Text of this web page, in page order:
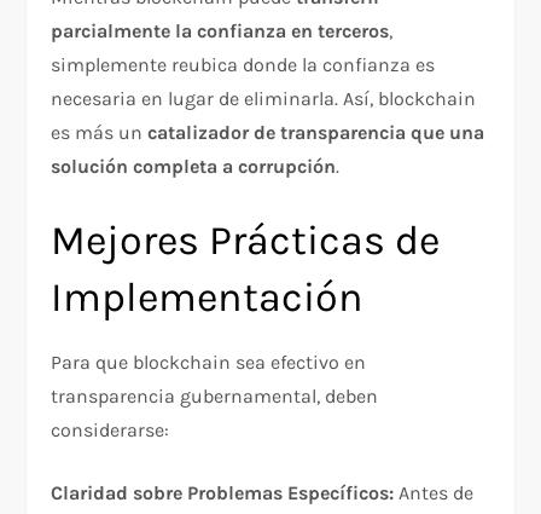
parcialmente la confianza en terceros,
simplemente reubica donde la confianza es
necesaria en lugar de eliminarla. Así, blockchain
es más uncatalizador de transparencia que una
solución completa a corrupción.​
Mejores Prácticas de
Implementación
Para que blockchain sea efectivo en
transparencia gubernamental, deben
considerarse:
Claridad sobre Problemas Específicos: Antes de